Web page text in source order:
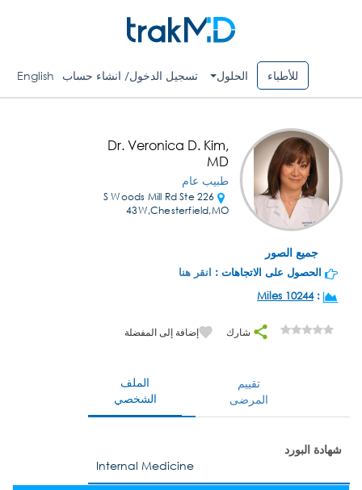
للأطباء الحلول تسجيل الدخول/ انشاء حساب English
جميع الصور
Dr. Veronica D. Kim,
MD
طبيب عام
226 S Woods Mill Rd Ste
43W,Chesterfield,MO
الحصول على الاتجاهات : انقر هنا
:
10244 Miles
شارك إضافة إلى المفضلة
الملف
الشخصي
تقييم
المرضى
شهادة البورد
Internal Medicine